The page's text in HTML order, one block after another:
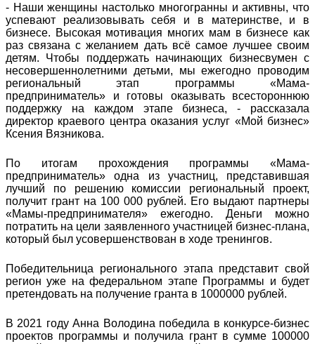
- Наши женщины настолько многогранны и активны, что
успевают реализовывать себя и в материнстве, и в
бизнесе. Высокая мотивация многих мам в бизнесе как
раз связана с желанием дать всё самое лучшее своим
детям. Чтобы поддержать начинающих бизнесвумен с
несовершеннолетними детьми, мы ежегодно проводим
региональный этап программы «Мама-
предприниматель» и готовы оказывать всестороннюю
поддержку на каждом этапе бизнеса, - рассказала
директор краевого центра оказания услуг «Мой бизнес»
Ксения Вязникова.
По итогам прохождения программы «Мама-
предприниматель» одна из участниц, представившая
лучший по решению комиссии региональный проект,
получит грант на 100 000 рублей. Его выдают партнеры
«Мамы-предпринимателя» ежегодно. Деньги можно
потратить на цели заявленного участницей бизнес-плана,
который был усовершенствован в ходе тренингов.
Победительница регионального этапа представит свой
регион уже на федеральном этапе Программы и будет
претендовать на получение гранта в 1000000 рублей.
В 2021 году Анна Володина победила в конкурсе-бизнес
проектов программы и получила грант в сумме 100000